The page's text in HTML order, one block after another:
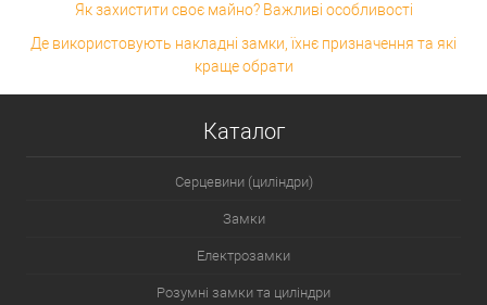
Як захистити своє майно? Важливі особливості
Де використовують накладні замки, їхнє призначення та які
краще обрати
Каталог
Серцевини (циліндри)
Замки
Електрозамки
Розумні замки та циліндри